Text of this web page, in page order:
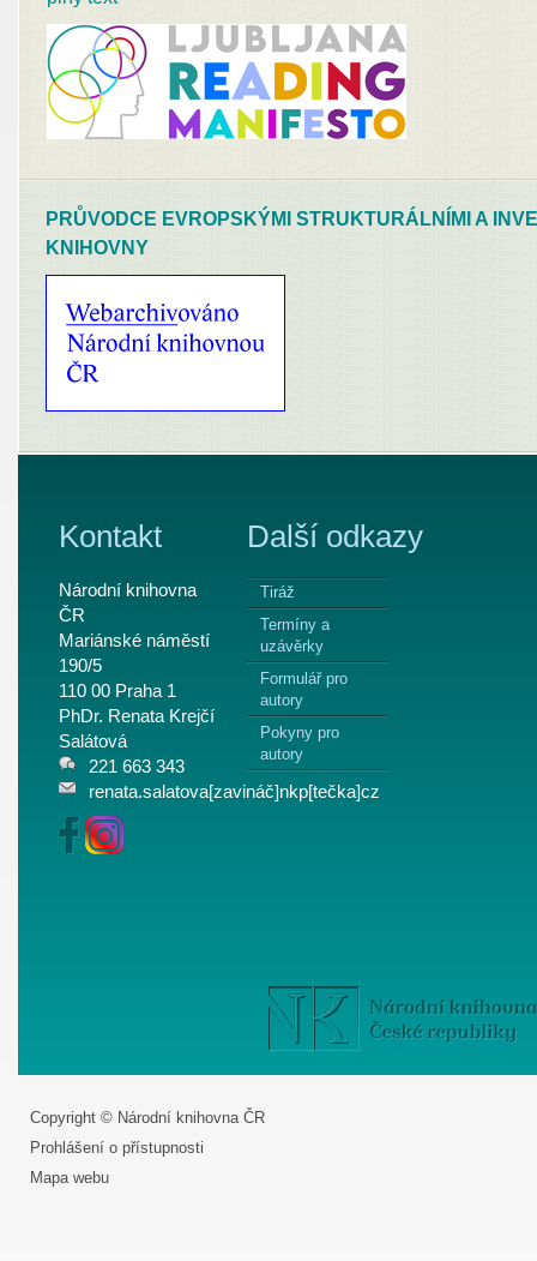
PRŮVODCE EVROPSKÝMI STRUKTURÁLNÍMI A
KNIHOVNY
Kontakt
Národní knihovna
ČR
Mariánské náměstí
190/5
110 00 Praha 1
PhDr. Renata Krejčí
Salátová
221 663 343
renata.salatova[zavináč]nkp[tečka]cz
Další odkazy
Tiráž
Termíny a
uzávěrky
Formulář pro
autory
Pokyny pro
autory
Copyright © Národní knihovna ČR
Prohlášení o přístupnosti
Mapa webu